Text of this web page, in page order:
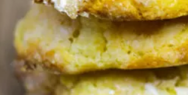
Buscar